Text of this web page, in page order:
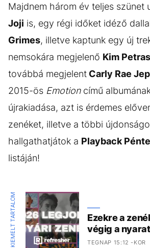
Majdnem három év teljes szünet
Joji is, egy régi időket idéző
Grimes, illetve kaptunk egy új
nemsokára megjelenő Kim Petras
továbbá megjelent Carly Rae
2015-ös Emotioncímű
újrakiadása, azt is érdemes
zenéket, illetve a többi
hallgathatjátok a Playback
listáján!
KIEMELT TARTALOM
Ezekre a
végig a
TEGNAP 15:12 -KOR